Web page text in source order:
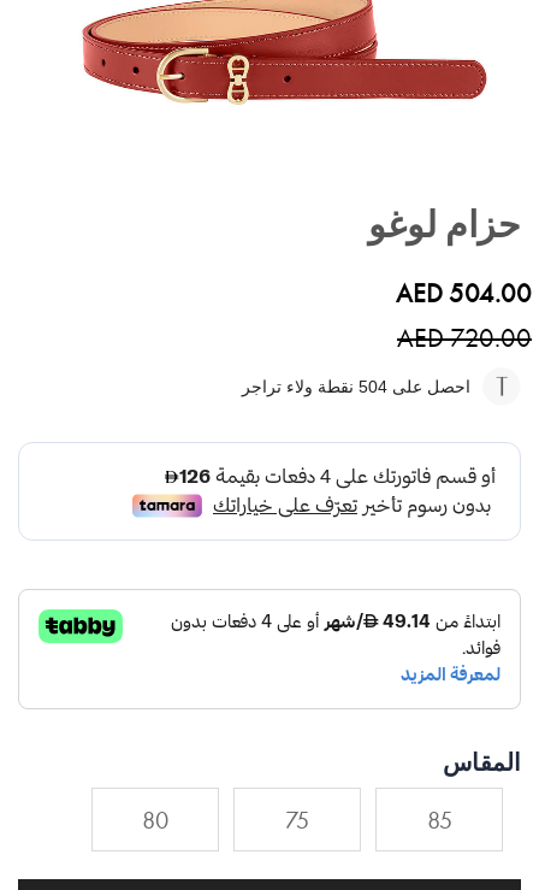
بداية
معرض
حزام لوغو
AED 504.00
AED 720.00
احصل على 504 نقطة ولاء تراجر
المقاس
85
75
80